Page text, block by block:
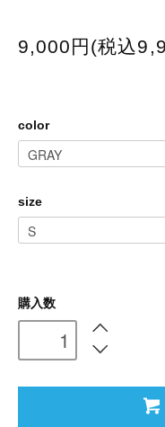
9,000円(税込
color
size
購入数